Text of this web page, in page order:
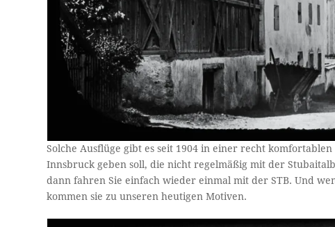
Solche Ausflüge gibt es seit 1904 in einer recht
Innsbruck geben soll, die nicht regelmäßig mit der
dann fahren Sie einfach wieder einmal mit der STB. Und
kommen sie zu unseren heutigen Motiven.